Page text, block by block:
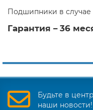
Подшипники в
Гарантия – 36
Будьте в
наши